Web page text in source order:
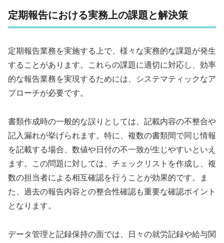
定期報告における実務上の課題と解決策
定期報告業務を実施する上で、様々な実務的な課題が発生
することがあります。これらの課題に適切に対応し、効率
的な報告業務を実現するためには、システマティックなア
プローチが必要です。
書類作成時の一般的な誤りとしては、記載内容の不整合や
記入漏れが挙げられます。特に、複数の書類間で同じ情報
を記載する場合、数値や日付の不一致が生じやすいといえ
ます。この問題に対しては、チェックリストを作成し、複
数の担当者による相互確認を行うことが効果的です。ま
た、過去の報告内容との整合性確認も重要な確認ポイント
となります。
データ管理と記録保持の面では、日々の就労記録や給与関